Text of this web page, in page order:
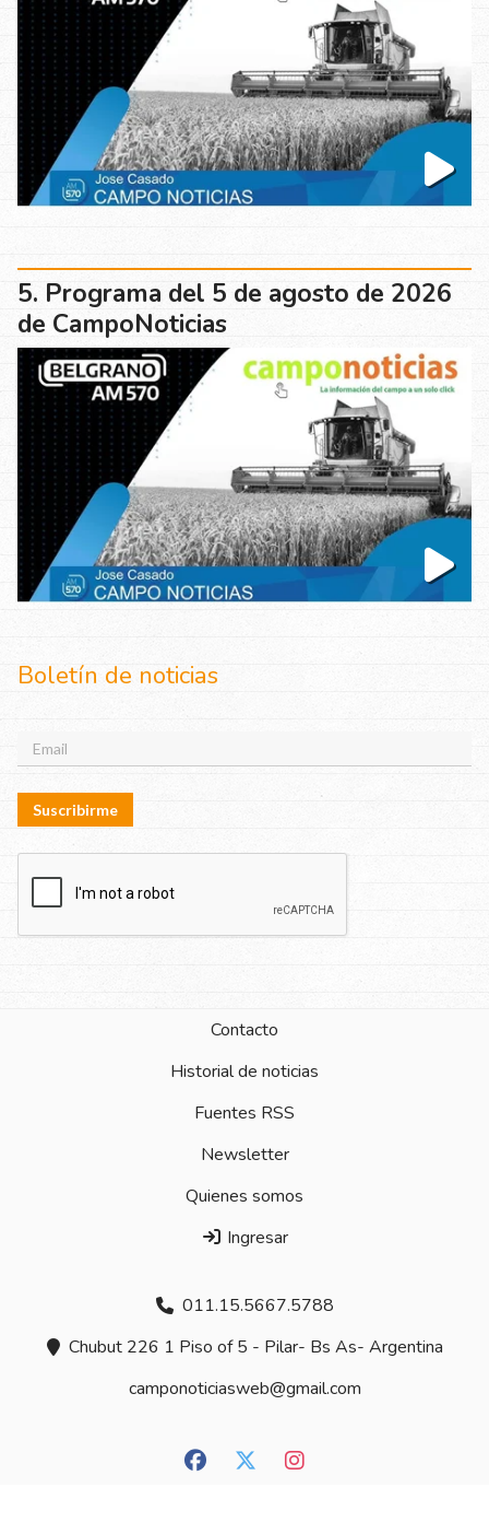
Programa del 5 de agosto de 2026
de CampoNoticias
Boletín de noticias
Suscribirme
Contacto
Historial de noticias
Fuentes RSS
Newsletter
Quienes somos
Ingresar
011.15.5667.5788
Chubut 226 1 Piso of 5 - Pilar- Bs As- Argentina
camponoticiasweb@gmail.com